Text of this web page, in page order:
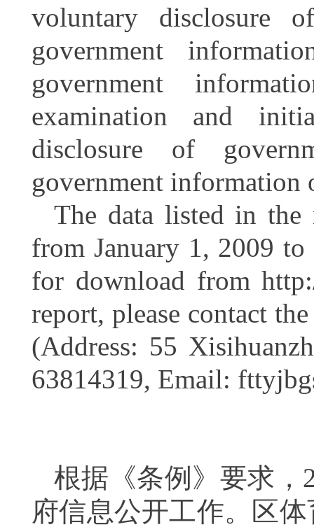
voluntary disclosure
government
government
examination and
disclosure of
government information
The data listed in
from January 1, 2009
for download from
report, please contact
(Address: 55
63814319, Email:
根据《条例》要求，
府信息公开工作。
区